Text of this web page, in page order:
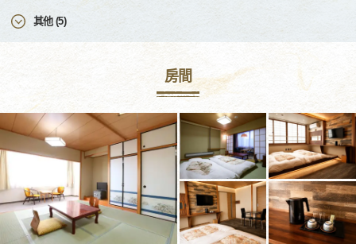
其他 (5)
房間